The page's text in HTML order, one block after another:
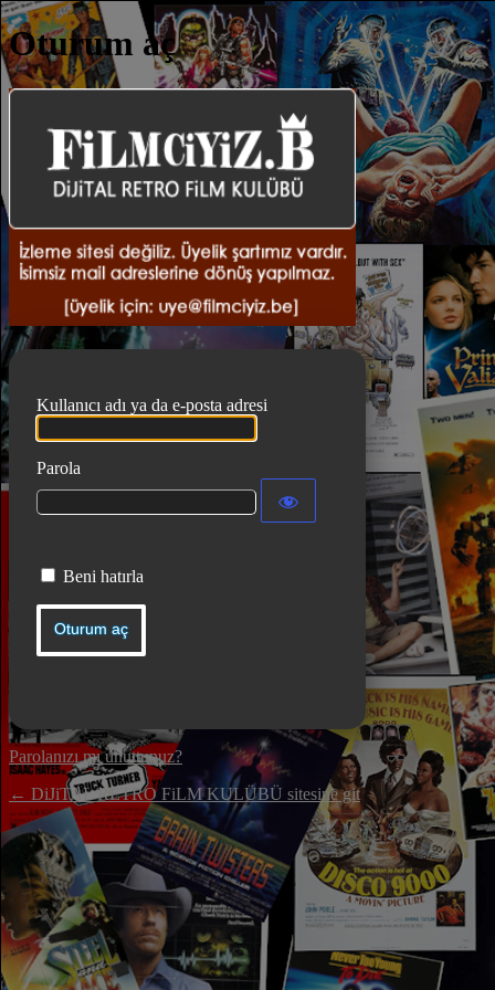
Oturum aç
DiJiTAL
Kullanıcı adı ya da e-posta adresi
Parola
Beni hatırla
Parolanızı mı unuttunuz?
← DiJiTAL RETRO FiLM KULÜBÜ sitesine git